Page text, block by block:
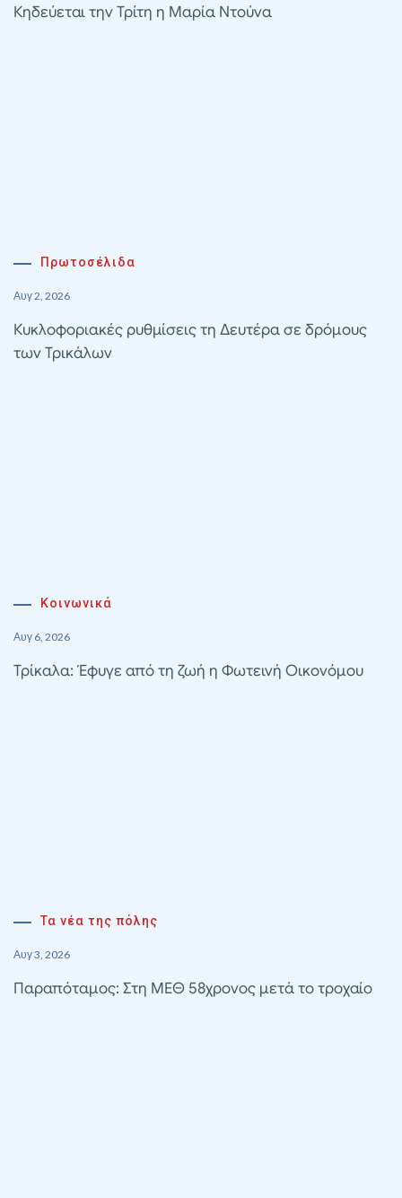
Κηδεύεται την Τρίτη η Μαρία Ντούνα
Πρωτοσέλιδα
Αυγ 2, 2026
Κυκλοφοριακές ρυθμίσεις τη Δευτέρα σε δρόμους
των Τρικάλων
Κοινωνικά
Αυγ 6, 2026
Τρίκαλα: Έφυγε από τη ζωή η Φωτεινή Οικονόμου
Τα νέα της πόλης
Αυγ 3, 2026
Παραπόταμος: Στη ΜΕΘ 58χρονος μετά το τροχαίο